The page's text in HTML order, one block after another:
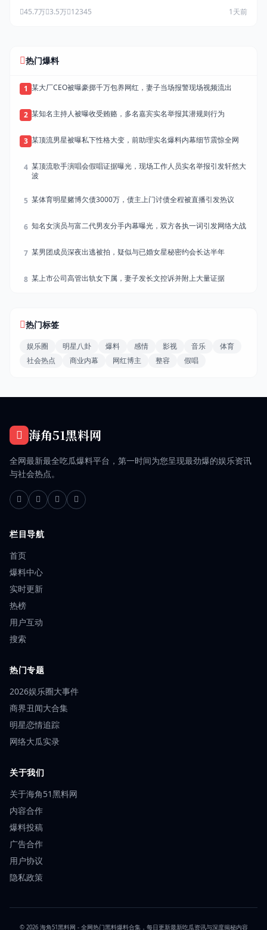
45.7万 3.5万 12345 1天前
热门爆料
1 某大厂CEO被曝豪掷千万包养网红，妻子当场报警现场视频流出
2 某知名主持人被曝收受贿赂，多名嘉宾实名举报其潜规则行为
3 某顶流男星被曝私下性格大变，前助理实名爆料内幕细节震惊全网
4 某顶流歌手演唱会假唱证据曝光，现场工作人员实名举报引发轩然大
波
5 某体育明星赌博欠债3000万，债主上门讨债全程被直播引发热议
6 知名女演员与富二代男友分手内幕曝光，双方各执一词引发网络大战
7 某男团成员深夜出逃被拍，疑似与已婚女星秘密约会长达半年
8 某上市公司高管出轨女下属，妻子发长文控诉并附上大量证据
热门标签
娱乐圈 明星八卦 爆料 感情 影视 音乐
体育
社会热点
商业内幕 网红博主 整容 假唱
海角51黑料网
全网最新最全吃瓜爆料平台，第一时间为您呈现最劲爆的娱乐资讯
与社会热点。
栏目导航
首页
爆料中心
实时更新
热榜
用户互动
搜索
热门专题
2026娱乐圈大事件
商界丑闻大合集
明星恋情追踪
网络大瓜实录
关于我们
关于海角51黑料网
内容合作
爆料投稿
广告合作
用户协议
隐私政策
© 2026 海角51黑料网 - 全网热门黑料爆料合集，每日更新最新吃瓜资讯与深度揭秘内容